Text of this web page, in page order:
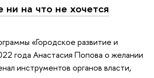
на что не хочется
«Городское развитие и
года Анастасия Попова о желании
инструментов органов власти,